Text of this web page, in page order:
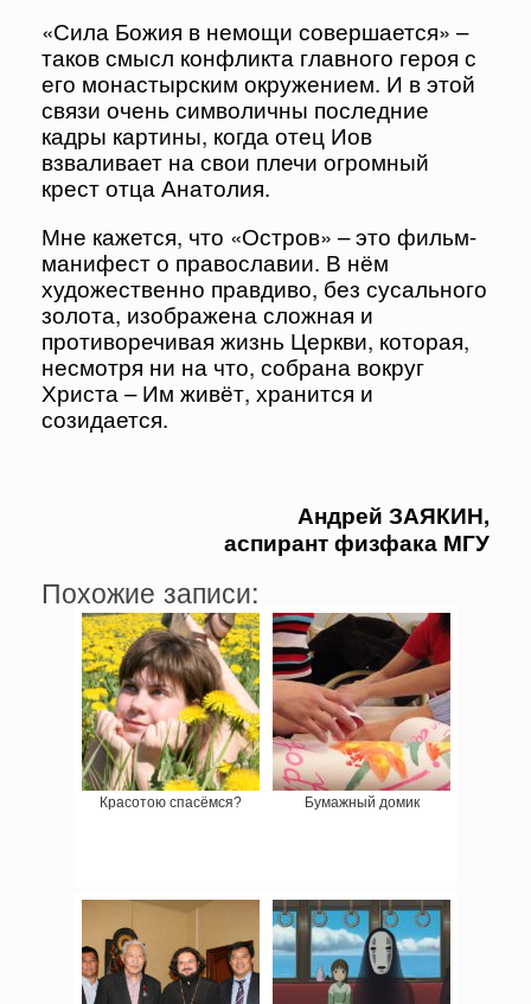
«Сила Божия в немощи совершается» –
таков смысл конфликта главного героя с
его монастырским окружением. И в этой
связи очень символичны последние
кадры картины, когда отец Иов
взваливает на свои плечи огромный
крест отца Анатолия.
Мне кажется, что «Остров» – это фильм-
манифест о православии. В нём
художественно правдиво, без сусального
золота, изображена сложная и
противоречивая жизнь Церкви, которая,
несмотря ни на что, собрана вокруг
Христа – Им живёт, хранится и
созидается.
Андрей ЗАЯКИН,
аспирантфизфака МГУ
Похожие записи:
Красотою спасёмся? Бумажный домик